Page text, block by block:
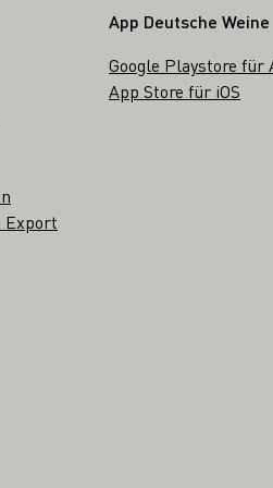
Export
App Deutsche Weine
Google Playstore für
App Store für iOS